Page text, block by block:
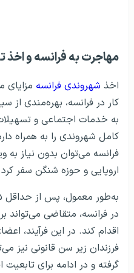
مهاجرت به فرانسه و اخذ
اخذ شهروندی فرانسه مزایای
کار در فرانسه، بهره‌مندی از
به خدمات اجتماعی و
کامل شهروندی را به همراه
فرانسه می‌توان بدون نیاز به
اروپایی و حوزه شنگن سفر
در فرانسه، متقاضی می‌تواند
اقدام کند. در این فرآیند،
فرزندان زیر سن قانونی نیز
گرفته و در ادامه برای تابعیت